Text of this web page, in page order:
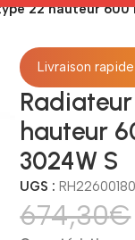
22 hauteur 600
Livraison
hauteur
3024W S
UGS :
674,30€